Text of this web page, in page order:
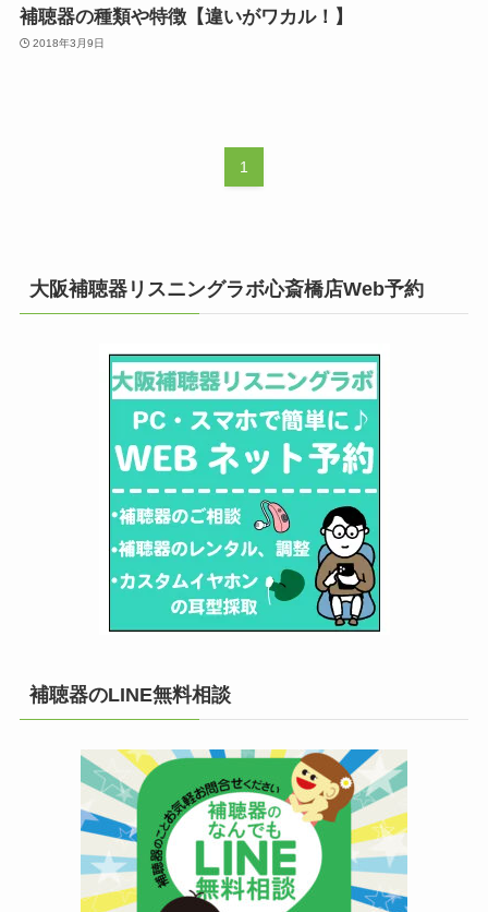
補聴器の種類や特徴【違いがワカル！】
2018年3月9日
1
大阪補聴器リスニングラボ心斎橋店Web予約
補聴器のLINE無料相談